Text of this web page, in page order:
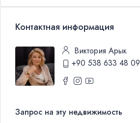
Контактная информация
Виктория Арык
+90 538 633 48 09
Запрос на эту недвижимость